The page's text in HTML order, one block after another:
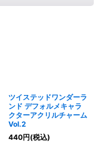
ツイステッドワンダーラ
ンド デフォルメキャラ
クターアクリルチャーム
Vol.2
440円(税込)